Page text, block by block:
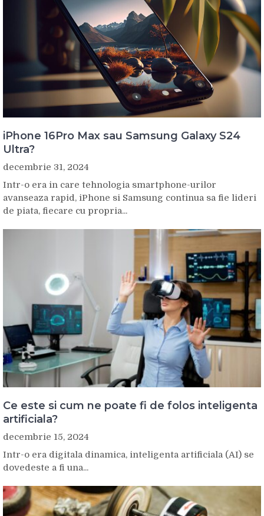
iPhone 16Pro Max sau Samsung Galaxy S24
Ultra?
decembrie 31, 2024
Intr-o era in care tehnologia smartphone-urilor
avanseaza rapid, iPhone si Samsung continua sa fie lideri
de piata, fiecare cu propria...
Ce este si cum ne poate fi de folos inteligenta
artificiala?
decembrie 15, 2024
Intr-o era digitala dinamica, inteligenta artificiala (AI) se
dovedeste a fi una...